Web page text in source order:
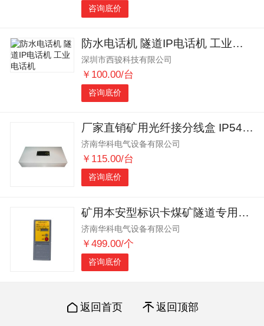
咨询底价
防水电话机 隧道IP电话机 工业电话机
深圳市西骏科技有限公司
￥100.00/台
咨询底价
厂家直销矿用光纤接分线盒 IP54防护等级FHG4的矿用光缆接分线盒
济南华科电气设备有限公司
￥115.00/台
咨询底价
矿用本安型标识卡煤矿隧道专用厂家特价KJ725-K本安标识卡定位卡
济南华科电气设备有限公司
￥499.00/个
咨询底价
返回首页 返回顶部